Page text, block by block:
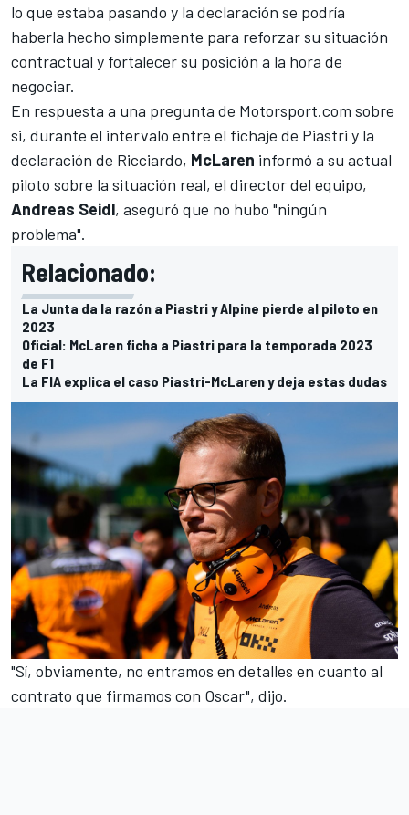
lo que estaba pasando y la declaración se podría
haberla hecho simplemente para reforzar su situación
contractual y fortalecer su posición a la hora de
negociar.
En respuesta a una pregunta de Motorsport.com sobre
si, durante el intervalo entre el fichaje de Piastri y la
declaración de Ricciardo, McLaren informó a su actual
piloto sobre la situación real, el director del equipo,
Andreas Seidl, aseguró que no hubo "ningún
problema".
Relacionado:
La Junta da la razón a Piastri y Alpine pierde al piloto en
2023
Oficial: McLaren ficha a Piastri para la temporada 2023
de F1
La FIA explica el caso Piastri-McLaren y deja estas dudas
"Sí, obviamente, no entramos en detalles en cuanto al
contrato que firmamos con Oscar", dijo.